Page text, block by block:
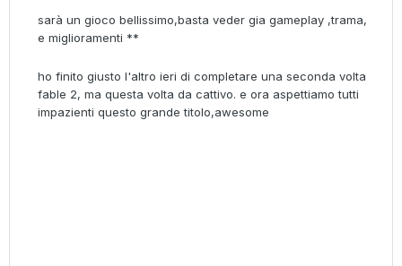
sarà un gioco bellissimo,basta veder gia gameplay ,trama,
e miglioramenti **
ho finito giusto l'altro ieri di completare una seconda volta
fable 2, ma questa volta da cattivo. e ora aspettiamo tutti
impazienti questo grande titolo,awesome